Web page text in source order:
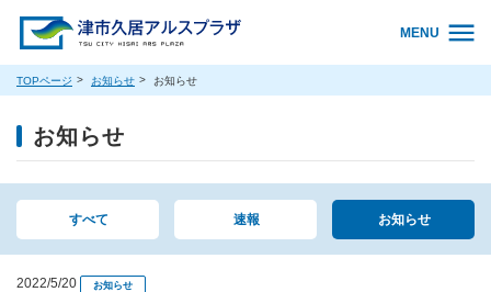
MENU
TOPページ お知らせ お知らせ
お知らせ
すべて 速報 お知らせ
2022/5/20 お知らせ